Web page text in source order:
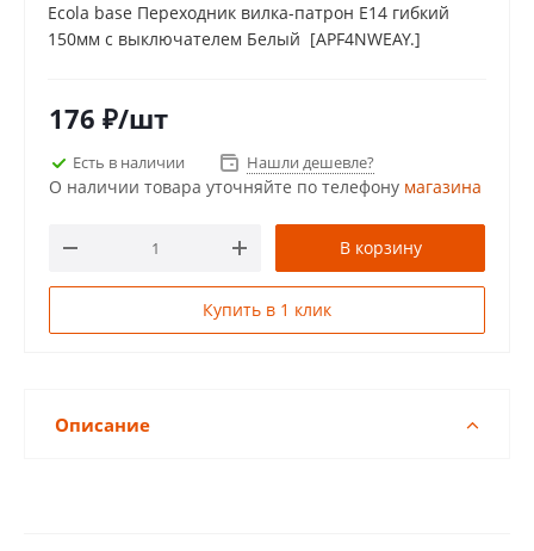
Ecola base Переходник вилка-патрон E14 гибкий
150мм c выключателем Белый [APF4NWEAY.]
176 ₽/шт
Есть в наличии Нашли дешевле?
О наличии товара уточняйте по телефону магазина
В корзину
Купить в 1 клик
Описание